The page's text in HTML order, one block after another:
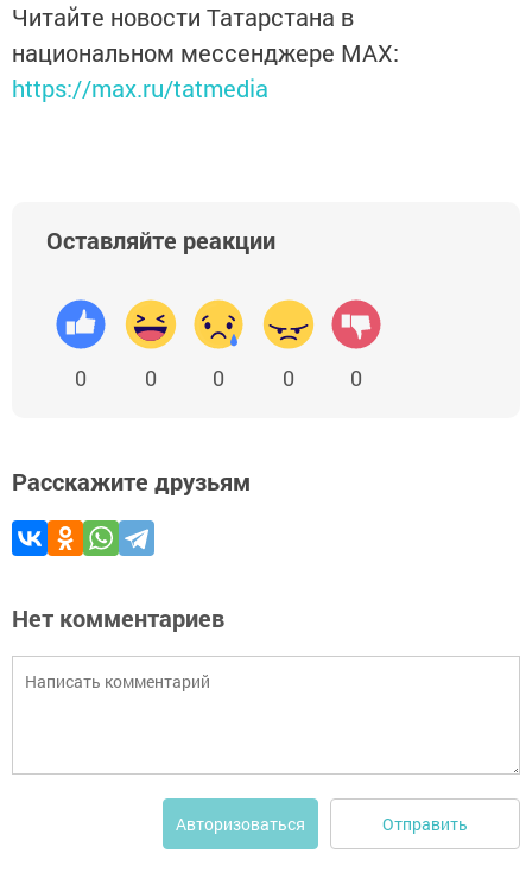
Читайте новости Татарстана в
национальном мессенджере MАХ:
https://max.ru/tatmedia
Оставляйте реакции
0 0 0 0 0
Расскажите друзьям
Нет комментариев
Авторизоваться Отправить